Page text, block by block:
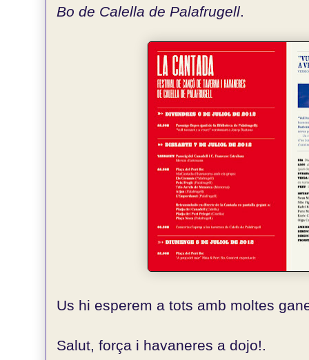
Bo de Calella de Palafrugell.
Us hi esperem a tots amb moltes
Salut, força i havaneres a dojo!.